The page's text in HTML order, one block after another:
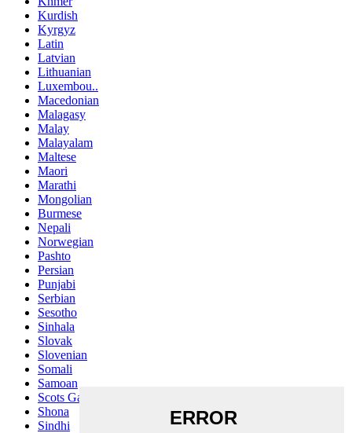
Kurdish
Kyrgyz
Latin
Latvian
Lithuanian
Luxembou..
Macedonian
Malagasy
Malay
Malayalam
Maltese
Maori
Marathi
Mongolian
Burmese
Nepali
Norwegian
Pashto
Persian
Punjabi
Serbian
Sesotho
Sinhala
Slovak
Slovenian
Somali
Samoan
Scots Gaelic
Shona
Sindhi